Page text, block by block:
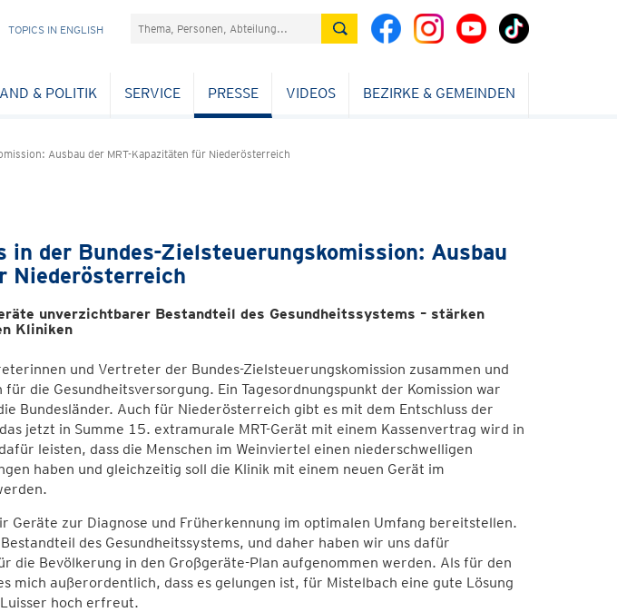
TOPICS IN ENGLISH Suchefeld
& POLITIK SERVICE PRESSE VIDEOS BEZIRKE & GEMEINDEN
Ausbau der MRT-Kapazitäten für Niederösterreich
der Bundes-Zielsteuerungskomission: Ausbau
Niederösterreich
unverzichtbarer Bestandteil des Gesundheitssystems – stärken
Kliniken
und Vertreter der Bundes-Zielsteuerungskomission zusammen und
die Gesundheitsversorgung. Ein Tagesordnungspunkt der Komission war
Bundesländer. Auch für Niederösterreich gibt es mit dem Entschluss der
jetzt in Summe 15. extramurale MRT-Gerät mit einem Kassenvertrag wird in
leisten, dass die Menschen im Weinviertel einen niederschwelligen
haben und gleichzeitig soll die Klinik mit einem neuen Gerät im
Geräte zur Diagnose und Früherkennung im optimalen Umfang bereitstellen.
des Gesundheitssystems, und daher haben wir uns dafür
die Bevölkerung in den Großgeräte-Plan aufgenommen werden. Als für den
mich außerordentlich, dass es gelungen ist, für Mistelbach eine gute Lösung
hoch erfreut.